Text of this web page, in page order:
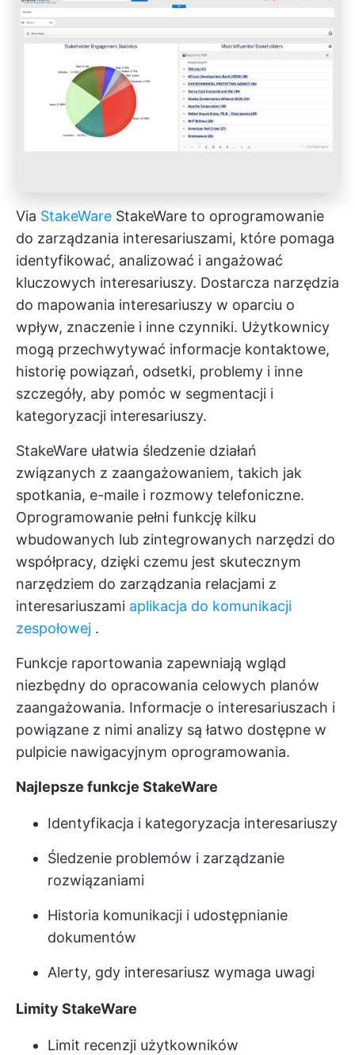
Via StakeWare StakeWare to oprogramowanie
do zarządzania interesariuszami, które pomaga
identyfikować, analizować i angażować
kluczowych interesariuszy. Dostarcza narzędzia
do mapowania interesariuszy w oparciu o
wpływ, znaczenie i inne czynniki. Użytkownicy
mogą przechwytywać informacje kontaktowe,
historię powiązań, odsetki, problemy i inne
szczegóły, aby pomóc w segmentacji i
kategoryzacji interesariuszy.
StakeWare ułatwia śledzenie działań
związanych z zaangażowaniem, takich jak
spotkania, e-maile i rozmowy telefoniczne.
Oprogramowanie pełni funkcję kilku
wbudowanych lub zintegrowanych narzędzi do
współpracy, dzięki czemu jest skutecznym
narzędziem do zarządzania relacjami z
interesariuszami aplikacja do komunikacji
zespołowej .
Funkcje raportowania zapewniają wgląd
niezbędny do opracowania celowych planów
zaangażowania. Informacje o interesariuszach i
powiązane z nimi analizy są łatwo dostępne w
pulpicie nawigacyjnym oprogramowania.
Najlepsze funkcje StakeWare
Identyfikacja i kategoryzacja interesariuszy
Śledzenie problemów i zarządzanie
rozwiązaniami
Historia komunikacji i udostępnianie
dokumentów
Alerty, gdy interesariusz wymaga uwagi
Limity StakeWare
Limit recenzji użytkowników